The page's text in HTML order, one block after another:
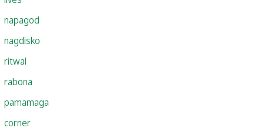
napagod
nagdisko
ritwal
rabona
pamamaga
corner